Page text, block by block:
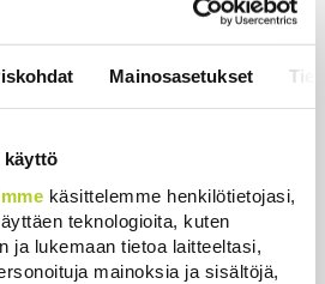
Mainosasetukset
käyttö
käsittelemme henkilötietojasi,
teknologioita, kuten
ja lukemaan tietoa laitteeltasi,
mainoksia ja sisältöjä,
kertoo, mikä
todellinen